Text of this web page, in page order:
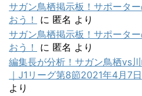
サガン鳥栖掲示板！サポータ
おう！
に 匿名 より
サガン鳥栖掲示板！サポータ
おう！
に 匿名 より
編集長が分析！サガン鳥栖vs
｜J1リーグ第8節2021年4月7日
より